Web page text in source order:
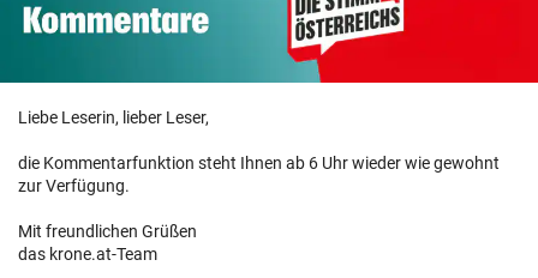
Liebe Leserin, lieber Leser,
die Kommentarfunktion steht Ihnen ab 6 Uhr wieder wie gewohnt
zur Verfügung.
Mit freundlichen Grüßen
das krone.at-Team